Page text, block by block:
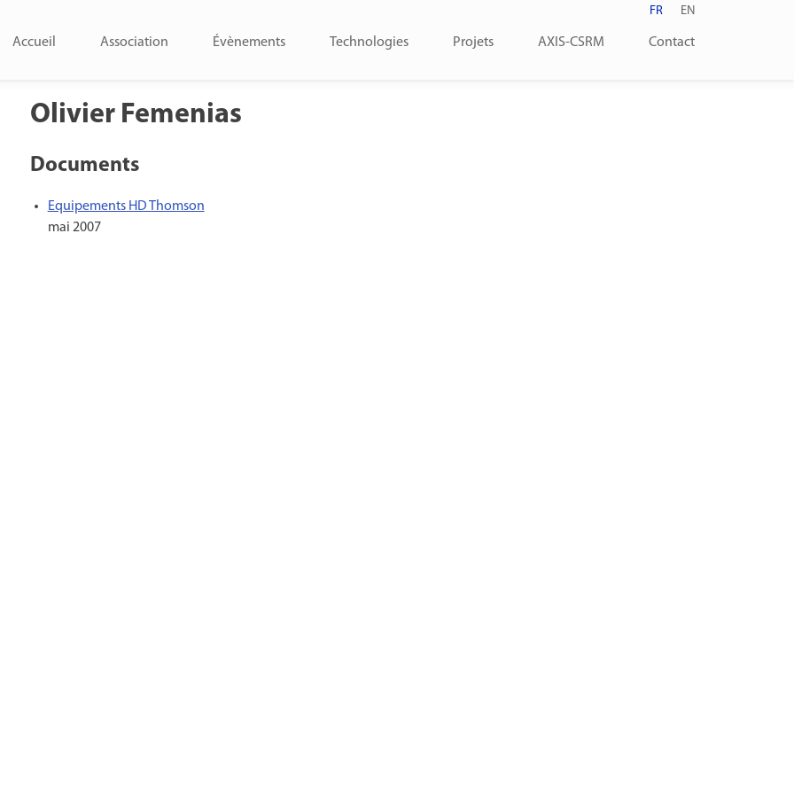
FR EN
Accueil Association Évènements Technologies Projets AXIS-CSRM Contact
Olivier Femenias
Documents
Equipements HD Thomson
mai 2007